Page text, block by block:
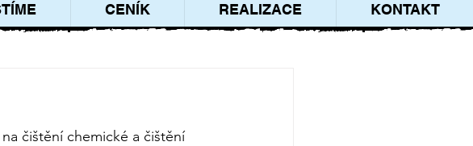
CENÍK REALIZACE KONTAKT
čištění chemické a čištění